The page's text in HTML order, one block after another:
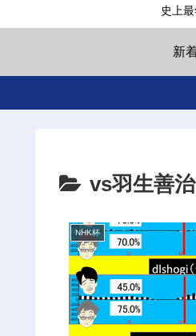
史上
新
vs羽生善治
NHK杯